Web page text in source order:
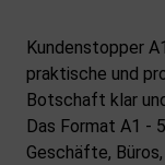
Kundenstopper
praktische und
Botschaft klar
Das Format A1 -
Geschäfte,